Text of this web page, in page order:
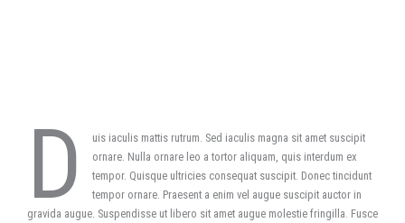
D
uis iaculis mattis rutrum. Sed iaculis magna sit amet suscipit
ornare. Nulla ornare leo a tortor aliquam, quis interdum ex
tempor. Quisque ultricies consequat suscipit. Donec tincidunt
tempor ornare. Praesent a enim vel augue suscipit auctor in
gravida augue. Suspendisse ut libero sit amet augue molestie fringilla. Fusce